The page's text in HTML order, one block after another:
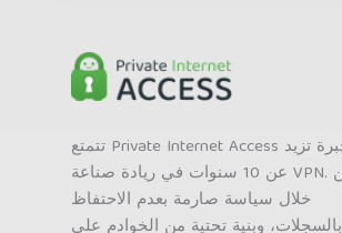
تتمتع Private Internet Access بخبرة تزيد
عن 10 سنوات في ريادة صناعة VPN. من
خلال سياسة صارمة بعدم الاحتفاظ
بالسجلات، وبنية تحتية من الخوادم على